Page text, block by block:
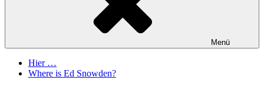
Menü
Hier …
Where is Ed Snowden?